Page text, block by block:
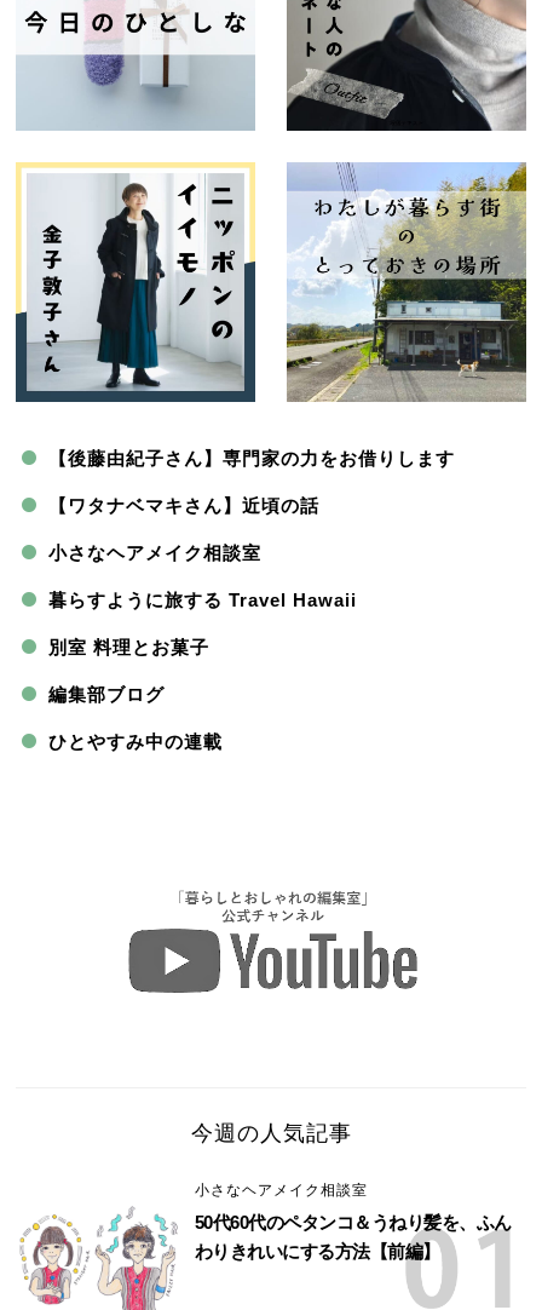
【後藤由紀子さん】専門家の力をお借りします
【ワタナベマキさん】近頃の話
小さなヘアメイク相談室
暮らすように旅する Travel Hawaii
別室 料理とお菓子
編集部ブログ
ひとやすみ中の連載
今週の人気記事
小さなヘアメイク相談室
50代60代のペタンコ＆うねり髪を、ふん
わりきれいにする方法【前編】